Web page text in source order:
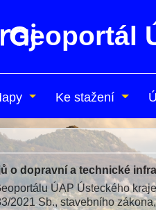
Geoportál
Ke stažení
kontrolního nástroje
pro místní rozvoj, odbor
Veleslavín s.r.o. a T-MAPY